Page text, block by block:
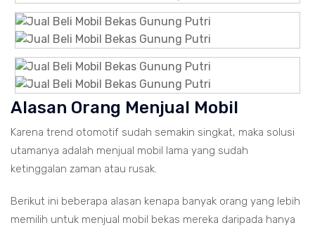
Alasan Orang Menjual Mobil
Karena trend otomotif sudah semakin singkat, maka solusi
utamanya adalah menjual mobil lama yang sudah
ketinggalan zaman atau rusak.
Berikut ini beberapa alasan kenapa banyak orang yang lebih
memilih untuk menjual mobil bekas mereka daripada hanya